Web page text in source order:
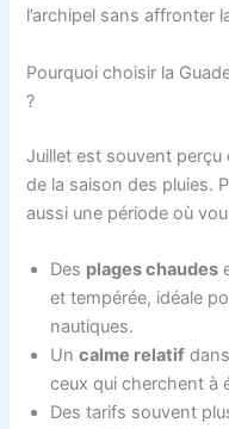
l’archipel sans affronter
Pourquoi choisir la
?
Juillet est souvent
de la saison des pluies.
aussi une période où
Des plages chaudes
et tempérée, idéale
nautiques.
Uncalme relatif
ceux qui cherchent à
Des tarifs souvent